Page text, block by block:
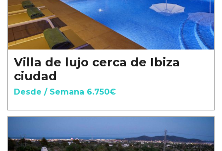
Villa de lujo cerca de Ibiza
ciudad
Desde / Semana 6.750€